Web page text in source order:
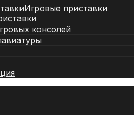
Игровые приставки
консолей